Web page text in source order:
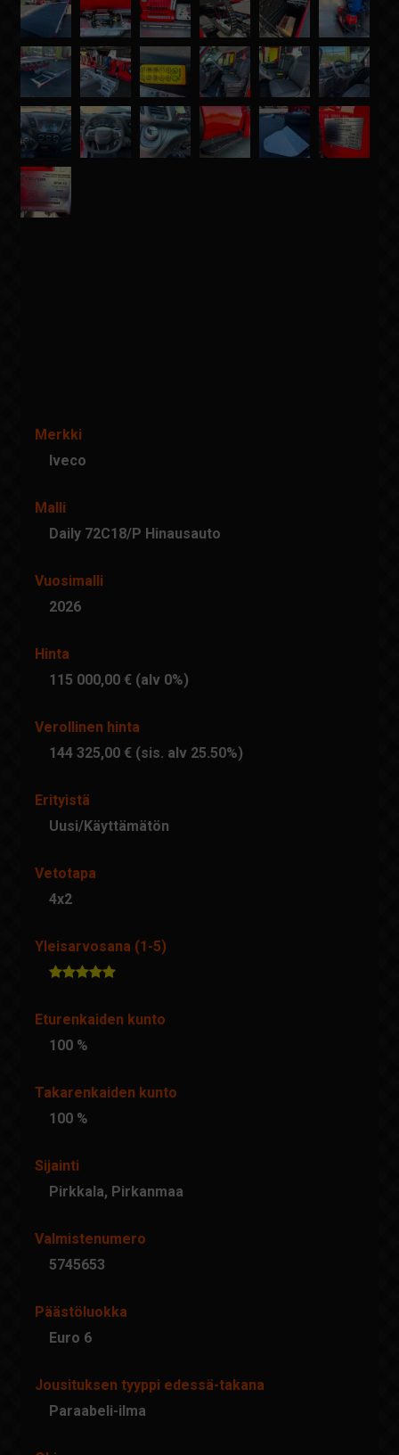
Merkki
Iveco
Malli
Daily 72C18/P Hinausauto
Vuosimalli
2026
Hinta
115 000,00 € (alv 0%)
Verollinen hinta
144 325,00 € (sis. alv 25.50%)
Erityistä
Uusi/Käyttämätön
Vetotapa
4x2
Yleisarvosana (1-5)
Eturenkaiden kunto
100 %
Takarenkaiden kunto
100 %
Sijainti
Pirkkala, Pirkanmaa
Valmistenumero
5745653
Päästöluokka
Euro 6
Jousituksen tyyppi edessä-takana
Paraabeli-ilma